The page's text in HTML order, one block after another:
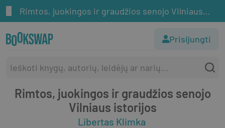
Rimtos, juokingos ir graudžios senojo Vilniaus istorijos
Prisijungti
Rimtos, juokingos ir graudžios senojo
Vilniaus istorijos
Libertas Klimka